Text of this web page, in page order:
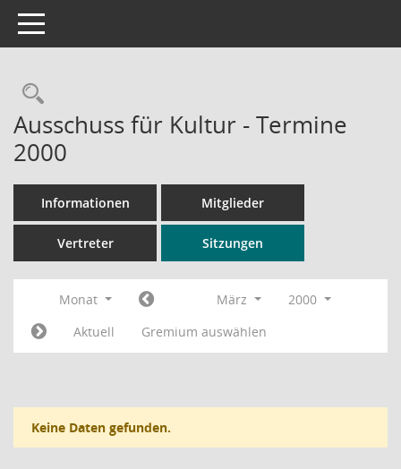
Toggle navigation
Rechercheauswahl
Ausschuss für Kultur - Termine
2000
Informationen Mitglieder
Vertreter Sitzungen
Monat März
2000
Aktuell
Gremium auswählen
Keine Daten gefunden.